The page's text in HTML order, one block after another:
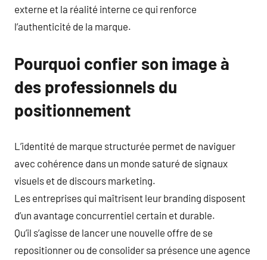
externe et la réalité interne ce qui renforce
l’authenticité de la marque.
Pourquoi confier son image à
des professionnels du
positionnement
L’identité de marque structurée permet de naviguer
avec cohérence dans un monde saturé de signaux
visuels et de discours marketing.
Les entreprises qui maîtrisent leur branding disposent
d’un avantage concurrentiel certain et durable.
Qu’il s’agisse de lancer une nouvelle offre de se
repositionner ou de consolider sa présence une agence